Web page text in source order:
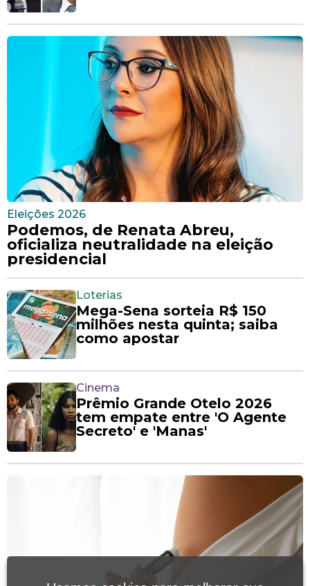
Eleições 2026
Podemos, de Renata Abreu,
oficializa neutralidade na eleição
presidencial
Loterias
Mega-Sena sorteia R$ 150
milhões nesta quinta; saiba
como apostar
Cinema
Prêmio Grande Otelo 2026
tem empate entre 'O Agente
Secreto' e 'Manas'